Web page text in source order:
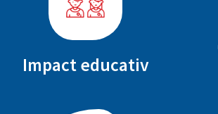
Impact educativ